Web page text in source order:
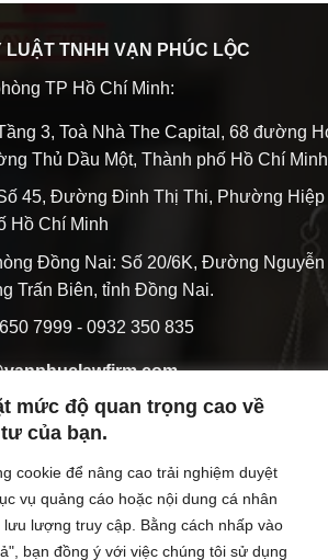
mức độ quan trọng cao về
của bạn.
cookie để nâng cao trải nghiệm duyệt
vụ quảng cáo hoặc nội dung cá nhân
lượng truy cập. Bằng cách nhấp vào
bạn đồng ý với việc chúng tôi sử dụng
LUẬT TNHH VẠN PHÚC LỘC
TP Hồ Chí Minh:
3, Toà Nhà The Capital, 68 đường
Thủ Dầu Một, Thành phố Hồ Chí
45, Đường Đinh Thị Thi, Phường Hiệp
Hồ Chí Minh
Đồng Nai: Số 20/6K, Đường Nguyễn
Trấn Biên, tỉnh Đồng Nai.
7999 - 0932 350 835
- Thứ sáu: 07:30 - 17:00 Thứ 7: 07:30 -
Tư pháp thành phố Hồ Chí Minh cấp